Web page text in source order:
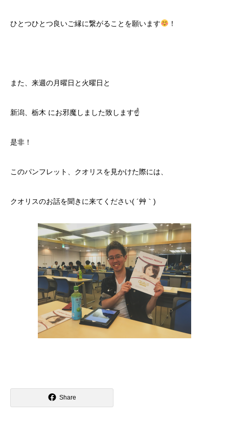
ひとつひとつ良いご縁に繋がることを願います ！
また、来週の月曜日と火曜日と
新潟、栃木 にお邪魔しました致します☝️
是非！
このパンフレット、クオリスを見かけた際には、
クオリスのお話を聞きに来てください( ´艸｀)
Share